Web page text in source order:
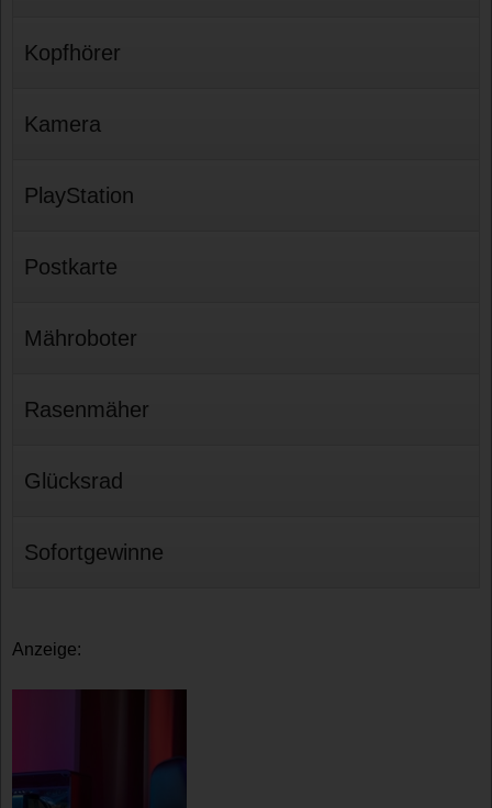
Kopfhörer
Kamera
PlayStation
Postkarte
Mähroboter
Rasenmäher
Glücksrad
Sofortgewinne
Anzeige: